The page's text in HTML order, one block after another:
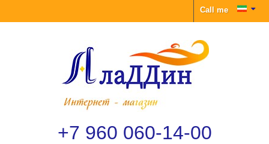
Call me
+7 960 060-14-00